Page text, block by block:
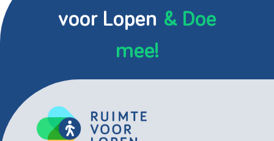
voor Lopen & Doe
mee!